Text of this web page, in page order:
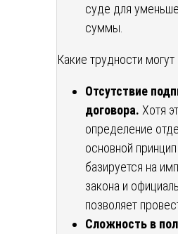
суде для
суммы.
Какие трудности могут
Отсутствие
договора. Хотя
определение
основной
базируется на
закона и
позволяет
Сложность в